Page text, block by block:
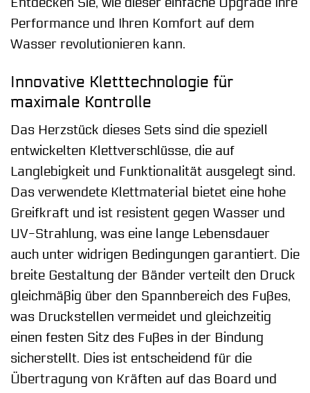
Performance und Ihren Komfort auf dem
Wasser revolutionieren kann.
Innovative Kletttechnologie für
maximale Kontrolle
Das Herzstück dieses Sets sind die speziell
entwickelten Klettverschlüsse, die auf
Langlebigkeit und Funktionalität ausgelegt sind.
Das verwendete Klettmaterial bietet eine hohe
Greifkraft und ist resistent gegen Wasser und
UV-Strahlung, was eine lange Lebensdauer
auch unter widrigen Bedingungen garantiert. Die
breite Gestaltung der Bänder verteilt den Druck
gleichmäßig über den Spannbereich des Fußes,
was Druckstellen vermeidet und gleichzeitig
einen festen Sitz des Fußes in der Bindung
sicherstellt. Dies ist entscheidend für die
Übertragung von Kräften auf das Board und